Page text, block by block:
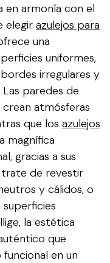
en armonía con el
elegir azulejos para
una
uniformes,
irregulares y
paredes de
atmósferas
que los azulejos
magnífica
gracias a sus
de revestir
y cálidos, o
la estética
que
en un